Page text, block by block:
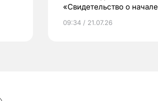
«Свидетельство о начале
09:34 / 21.07.26